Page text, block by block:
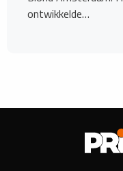
ontwikkelde…